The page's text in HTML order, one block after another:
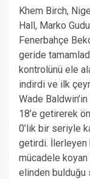
Khem Birch,
Hall, Marko
Fenerbahçe
geride
kontrolünü ele
indirdi ve ilk
Wade
18’e getirerek
0’lık bir seriyle
getirdi. İlerleyen
mücadele koyan
elinden bulduğu